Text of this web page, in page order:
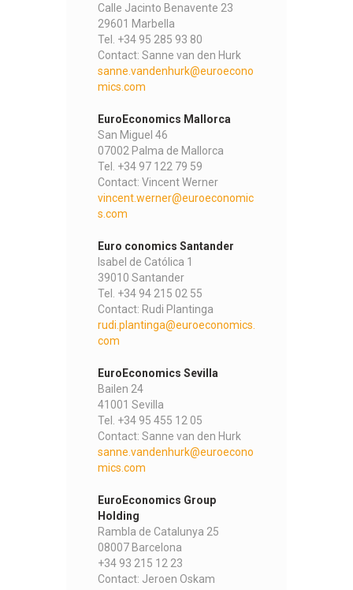
Calle Jacinto Benavente 23
29601 Marbella
Tel. +34 95 285 93 80
Contact: Sanne van den Hurk
sanne.vandenhurk@euroecono
mics.com
EuroEconomics Mallorca
San Miguel 46
07002 Palma de Mallorca
Tel. +34 97 122 79 59
Contact: Vincent Werner
vincent.werner@euroeconomic
s.com
Euro conomics Santander
Isabel de Católica 1
39010 Santander
Tel. +34 94 215 02 55
Contact: Rudi Plantinga
rudi.plantinga@euroeconomics.
com
EuroEconomics Sevilla
Bailen 24
41001 Sevilla
Tel. +34 95 455 12 05
Contact: Sanne van den Hurk
sanne.vandenhurk@euroecono
mics.com
EuroEconomics Group
Holding
Rambla de Catalunya 25
08007 Barcelona
+34 93 215 12 23
Contact: Jeroen Oskam